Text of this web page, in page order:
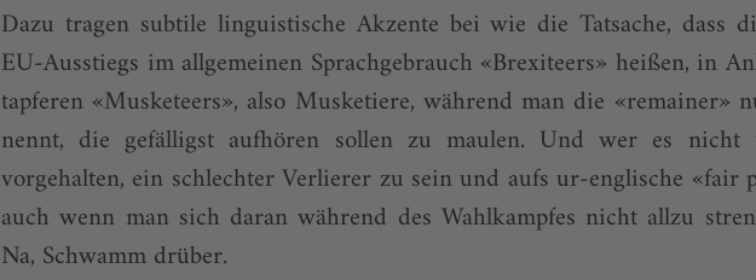
Dazu tragen subtile linguistische Akzente bei wie die Tatsache, dass
EU-Ausstiegs im allge­meinen Sprachgebrauch «Brexiteers» heißen, in
tapferen «Musketeers», also Musketiere, während man die «remainer»
nennt, die gefälligst aufhören sollen zu maulen. Und wer es
vorgehalten, ein schlechter Verlierer zu sein und aufs ur-englische «fair
auch wenn man sich daran während des Wahlkampfes nicht allzu
Na, Schwamm drüber.